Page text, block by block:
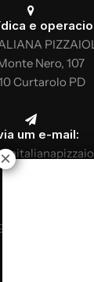
e
Nero, 107
Curtarolo PD
um e-mail:
0499624665